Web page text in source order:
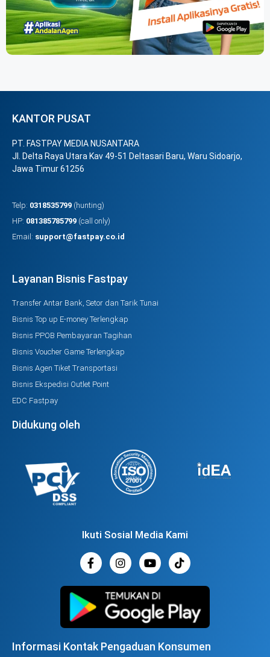
KANTOR PUSAT
PT. FASTPAY MEDIA NUSANTARA
Jl. Delta Raya Utara Kav 49-51 Deltasari Baru, Waru Sidoarjo,
Jawa Timur 61256
Telp: 0318535799 (hunting)
HP: 081385785799 (call only)
Email: support@fastpay.co.id
Layanan Bisnis Fastpay
Transfer Antar Bank, Setor dan Tarik Tunai
Bisnis Top up E-money Terlengkap
Bisnis PPOB Pembayaran Tagihan
Bisnis Voucher Game Terlengkap
Bisnis Agen Tiket Transportasi
Bisnis Ekspedisi Outlet Point
EDC Fastpay
Didukung oleh
Ikuti Sosial Media Kami
Informasi Kontak Pengaduan Konsumen